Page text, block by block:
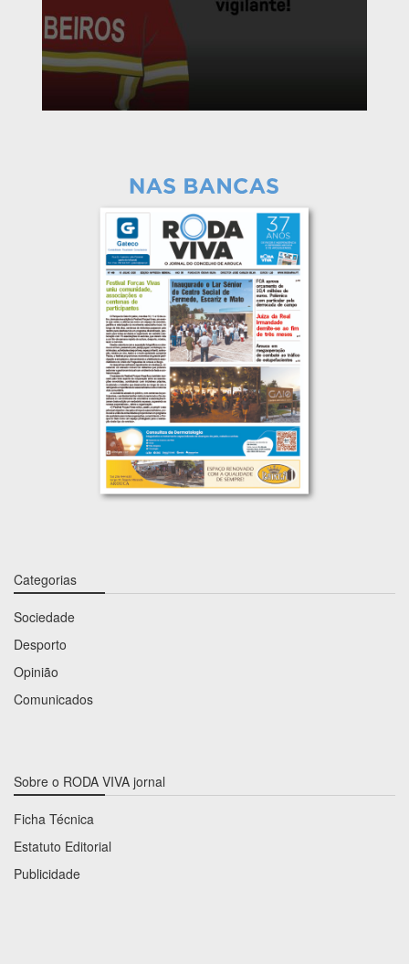
Categorias
Sociedade
Desporto
Opinião
Comunicados
Sobre o RODA VIVA jornal
Ficha Técnica
Estatuto Editorial
Publicidade